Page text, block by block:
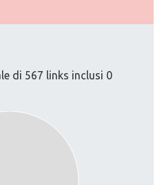
di 567 links inclusi 0